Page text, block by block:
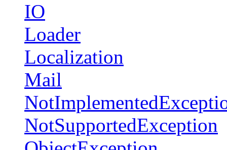
IO
Loader
Localization
Mail
NotSupportedException